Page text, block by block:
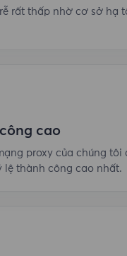
rất thấp nhờ cơ sở hạ
cao
proxy của chúng tôi
lệ thành công cao nhất.